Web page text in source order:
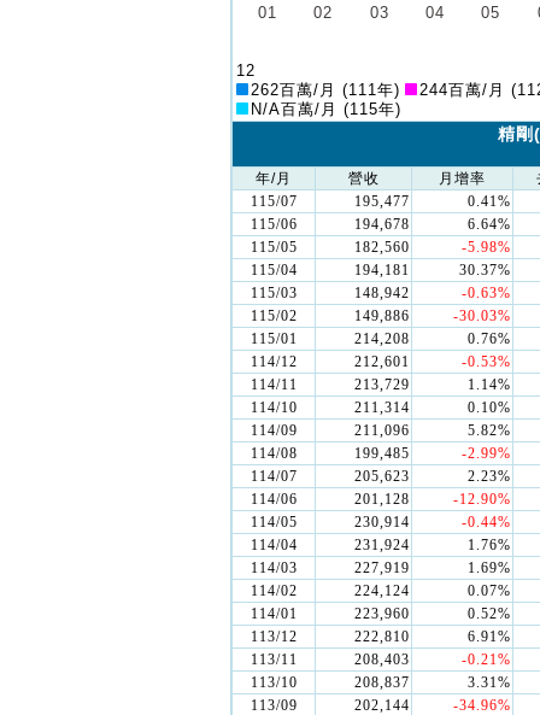
12
262百萬/月 (111年)
244百萬/月
N/A百萬/月 (115年)
精剛
年/月 營收 月增率
115/07
195,477
0.41%
115/06
194,678
6.64%
115/05
182,560
-5.98%
115/04
194,181
30.37%
115/03
148,942
-0.63%
115/02
149,886
-30.03%
115/01
214,208
0.76%
114/12
212,601
-0.53%
114/11
213,729
1.14%
114/10
211,314
0.10%
114/09
211,096
5.82%
114/08
199,485
-2.99%
114/07
205,623
2.23%
114/06
201,128
-12.90%
114/05
230,914
-0.44%
114/04
231,924
1.76%
114/03
227,919
1.69%
114/02
224,124
0.07%
114/01
223,960
0.52%
113/12
222,810
6.91%
113/11
208,403
-0.21%
113/10
208,837
3.31%
113/09
202,144
-34.96%